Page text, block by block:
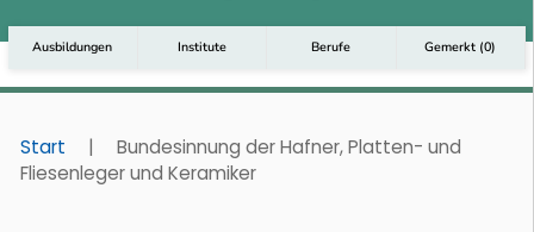
Ausbildungen Institute Berufe Gemerkt (0)
Start |
Bundesinnung der Hafner, Platten- und
Fliesenleger und Keramiker